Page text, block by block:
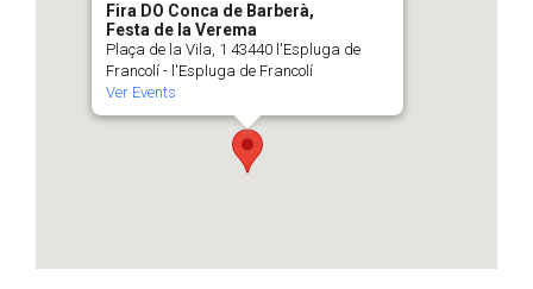
Fira DO Conca de Barberà,
Festa de la Verema
Plaça de la Vila, 1 43440 l'Espluga de
Francolí - l'Espluga de Francolí
Ver Events